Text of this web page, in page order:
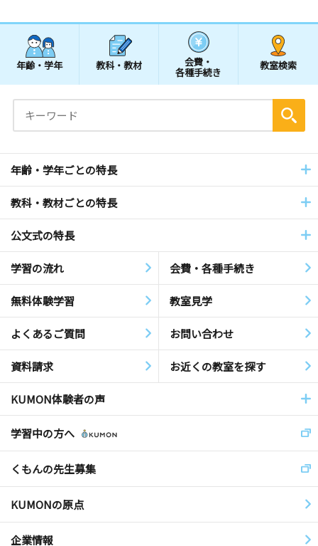
年齢・学年 教科・教材 会費・
各種手続き
教室検索
年齢・学年ごとの特長
教科・教材ごとの特長
公文式の特長
学習の流れ 会費・各種手続き
無料体験学習 教室見学
よくあるご質問 お問い合わせ
資料請求 お近くの教室を探す
KUMON体験者の声
学習中の方へ
くもんの先生募集
KUMONの原点
企業情報